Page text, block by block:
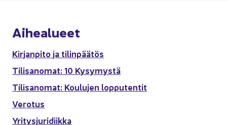
Ai­hea­lu­eet
Kir­jan­pi­to ja ti­lin­pää­tös
Ti­li­sa­no­mat: 10 Ky­sy­mys­tä
Ti­li­sa­no­mat: Kou­lu­jen lop­pu­ten­tit
Ve­ro­tus
Yri­tys­ju­ri­diik­ka